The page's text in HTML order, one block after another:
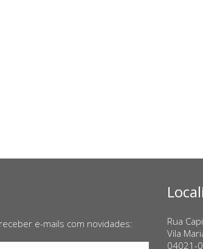
e-mails com novidades:
Rua
Vila
04021-